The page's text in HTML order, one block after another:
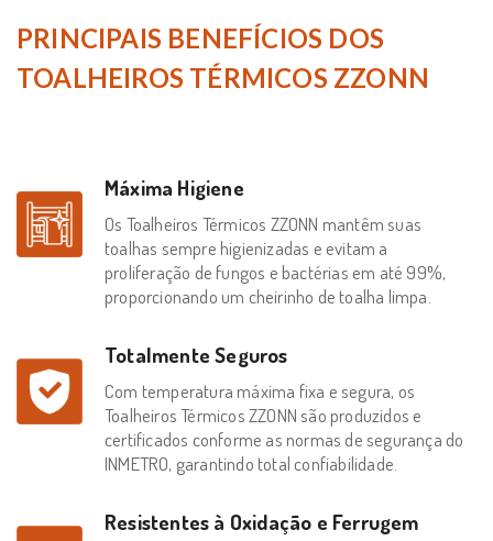
PRINCIPAIS BENEFÍCIOS DOS
TOALHEIROS TÉRMICOS ZZONN
Máxima Higiene
Os Toalheiros Térmicos ZZONN mantêm suas
toalhas sempre higienizadas e evitam a
proliferação de fungos e bactérias em até 99%,
proporcionando um cheirinho de toalha limpa.
Totalmente Seguros
Com temperatura máxima fixa e segura, os
Toalheiros Térmicos ZZONN são produzidos e
certificados conforme as normas de segurança do
INMETRO, garantindo total confiabilidade.
Resistentes à Oxidação e Ferrugem